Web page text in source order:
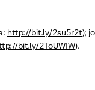
http://bit.ly/2su5r2t);
bit.ly/2ToUWIW).